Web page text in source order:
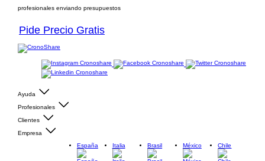
profesionales enviando presupuestos
Pide Precio Gratis
Ayuda
Profesionales
Clientes
Empresa
España
Italia Brasil México Chile